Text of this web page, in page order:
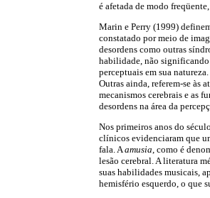
é afetada de modo
Marin e Perry (1999)
constatado por meio de
desordens como outras
habilidade, não significando
perceptuais em sua
Outras ainda, referem-se às
mecanismos cerebrais e as
desordens na área da
Nos primeiros anos do
clínicos evidenciaram que
fala. Aamusia, como é
lesão cerebral. A literatura
suas habilidades musicais,
hemisfério esquerdo, o que